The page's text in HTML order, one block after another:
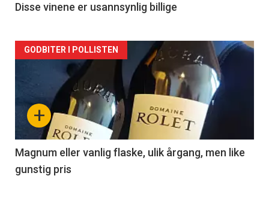
2
Disse vinene er usannsynlig billige
Forsiden
akkurat
nå
3
+
GODBITER I POLLISTEN
Magnum eller vanlig flaske, ulik årgang, men like
gunstig pris